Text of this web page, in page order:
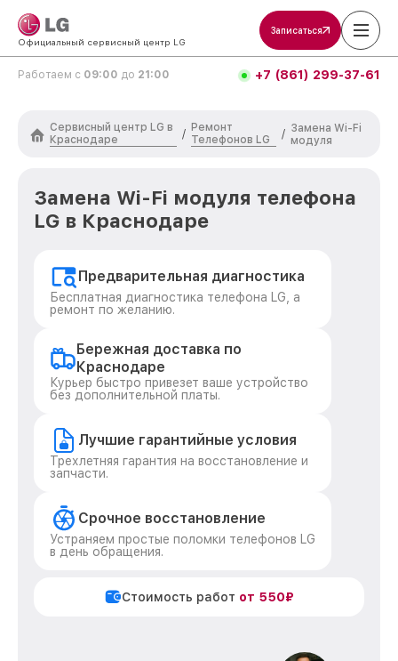
Официальный сервисный центр LG
Записаться
Работаем с 09:00 до 21:00 +7 (861) 299-37-61
Сервисный центр LG в
Краснодаре
/
Ремонт
Телефонов LG
/ Замена Wi-Fi
модуля
Замена Wi-Fi модуля телефона
LG в Краснодаре
Предварительная диагностика
Бесплатная диагностика телефона LG, а
ремонт по желанию.
Бережная доставка по
Краснодаре
Курьер быстро привезет ваше устройство
без дополнительной платы.
Лучшие гарантийные условия
Трехлетняя гарантия на восстановление и
запчасти.
Срочное восстановление
Устраняем простые поломки телефонов LG
в день обращения.
Стоимость работ от 550₽